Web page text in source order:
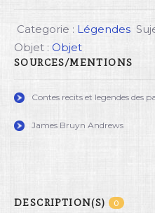
Categorie : Légendes
Objet : Objet
SOURCES/MENTIONS
Contes recits et legendes des
James Bruyn Andrews
DESCRIPTION(S) 0